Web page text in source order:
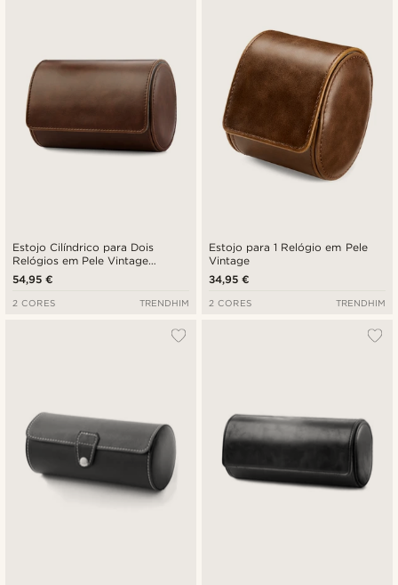
Estojo Cilíndrico para Dois
Relógios em Pele Vintage
Castanha
54,95 €
2 CORES TRENDHIM
Estojo para 1 Relógio em Pele
Vintage
34,95 €
2 CORES TRENDHIM